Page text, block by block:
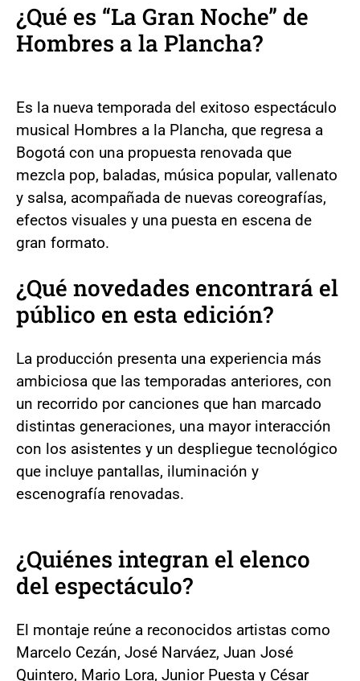
¿Qué es “La Gran Noche” de
Hombres a la Plancha?
Es la nueva temporada del exitoso espectáculo
musical Hombres a la Plancha, que regresa a
Bogotá con una propuesta renovada que
mezcla pop, baladas, música popular, vallenato
y salsa, acompañada de nuevas coreografías,
efectos visuales y una puesta en escena de
gran formato.
¿Qué novedades encontrará el
público en esta edición?
La producción presenta una experiencia más
ambiciosa que las temporadas anteriores, con
un recorrido por canciones que han marcado
distintas generaciones, una mayor interacción
con los asistentes y un despliegue tecnológico
que incluye pantallas, iluminación y
escenografía renovadas.
¿Quiénes integran el elenco
del espectáculo?
El montaje reúne a reconocidos artistas como
Marcelo Cezán, José Narváez, Juan José
Quintero, Mario Lora, Junior Puesta y César